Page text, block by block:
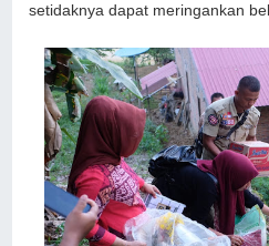
setidaknya dapat meringankan